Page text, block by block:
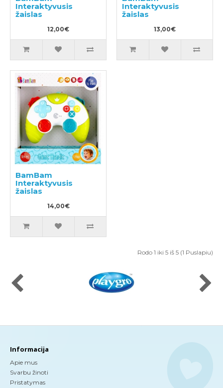
Interaktyvusis
žaislas
12,00€
Interaktyvusis
žaislas
13,00€
BamBam
Interaktyvusis
žaislas
14,00€
Rodo 1 iki 5 iš 5 (1 Puslapiu)
Informacija
Apie mus
Svarbu žinoti
Pristatymas